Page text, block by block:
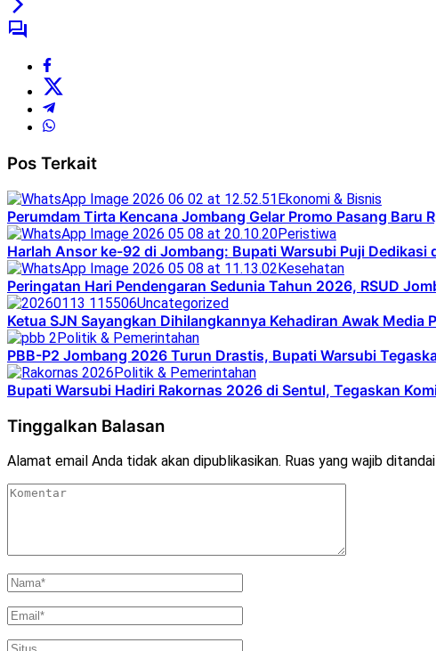
Pos Terkait
Ekonomi & Bisnis
Perumdam Tirta Kencana Jombang Gelar Promo Pasang Baru
Peristiwa
Harlah Ansor ke-92 di Jombang: Bupati Warsubi Puji Dedikasi
Kesehatan
Peringatan Hari Pendengaran Sedunia Tahun 2026, RSUD
Uncategorized
Ketua SJN Sayangkan Dihilangkannya Kehadiran Awak
Politik & Pemerintahan
PBB-P2 Jombang 2026 Turun Drastis, Bupati Warsubi
Politik & Pemerintahan
Bupati Warsubi Hadiri Rakornas 2026 di Sentul, Tegaskan
Tinggalkan Balasan
Alamat email Anda tidak akan dipublikasikan. Ruas yang wajib ditandai